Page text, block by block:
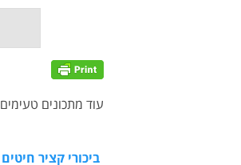
עוד מתכונים טעימים
ביכורי קציר חיטים 2